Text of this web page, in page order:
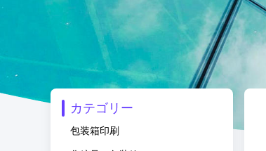
カテゴリー
包装箱印刷